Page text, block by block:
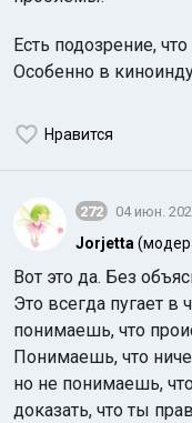
Есть подозрение,
Особенно в
Нравится
272 04 июн.
Jorjetta
Вот это да. Без
Это всегда пугает в
понимаешь, что
Понимаешь, что
но не понимаешь,
доказать, что ты